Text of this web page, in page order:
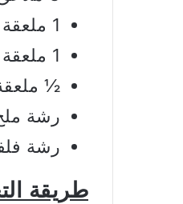
1 ملعقة كبيرة عصير ليمون طازج
1 ملعقة صغيرة عسل
½
رشة
رشة
طريقة